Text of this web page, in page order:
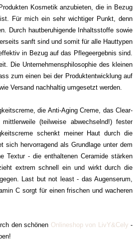
Kosmetik anzubieten, die in Bezug
Für mich ein sehr wichtiger Punkt, denn
Durch hautberuhigende Inhaltsstoffe sowie
sanft sind und somit für alle Hauttypen
in Bezug auf das Pflegeergebnis sind.
Die Unternehmensphilosophie des kleinen
zum einen bei der Produktentwicklung auf
Versand nachhaltig umgesetzt werden.
die Anti-Aging Creme, das Clear-
(teilweise abwechselnd!) fester
schenkt meiner Haut durch die
sich hervorragend als Grundlage unter dem
Textur - die enthaltenen Ceramide stärken
extrem schnell ein und wirkt durch die
Last but not least - das Augenserum,
C sorgt für einen frischen und wacheren
den schönen Onlineshop von LivY&Cely -